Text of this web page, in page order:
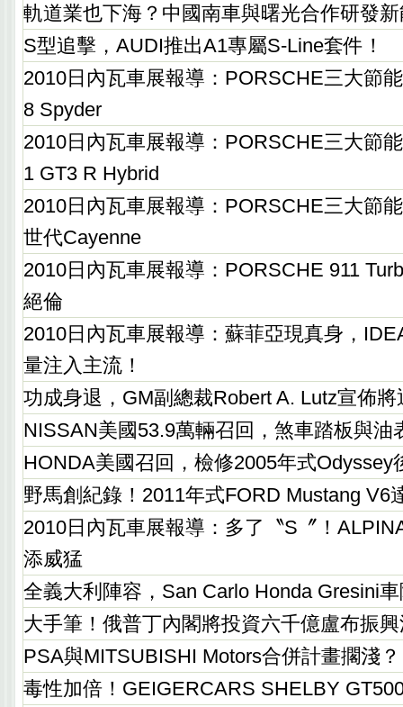
軌道業也下海？中國南車與曙光合作研發
S型追擊，AUDI推出A1專屬S-Line套件！
2010日內瓦車展報導：PORSCHE三大節
8 Spyder
2010日內瓦車展報導：PORSCHE三大節
1 GT3 R Hybrid
2010日內瓦車展報導：PORSCHE三大節
世代Cayenne
2010日內瓦車展報導：PORSCHE 911
絕倫
2010日內瓦車展報導：蘇菲亞現真身，
量注入主流！
功成身退，GM副總裁Robert A. Lutz宣佈將
NISSAN美國53.9萬輛召回，煞車踏板與油
HONDA美國召回，檢修2005年式Odyssey
野馬創紀錄！2011年式FORD Mustang V6
2010日內瓦車展報導：多了〝S〞！
添威猛
全義大利陣容，San Carlo Honda Gresini
大手筆！俄普丁內閣將投資六千億盧布振
PSA與MITSUBISHI Motors合併計畫擱淺？
毒性加倍！GEIGERCARS SHELBY